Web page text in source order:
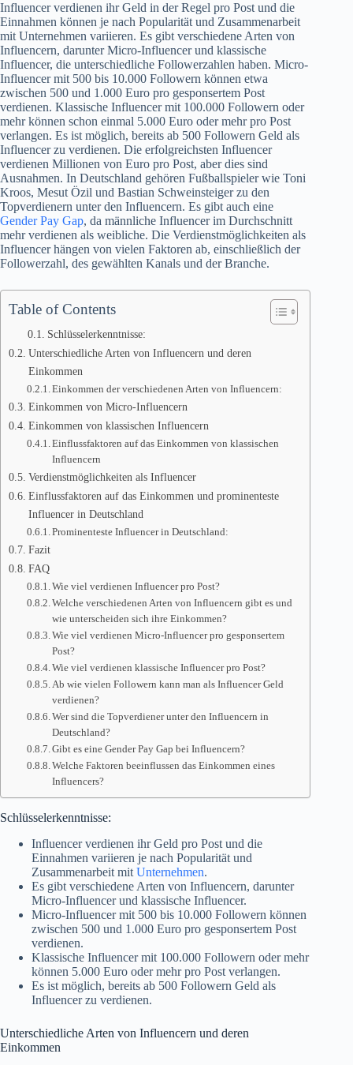
Influencer verdienen ihr Geld in der Regel pro Post und die
Einnahmen können je nach Popularität und Zusammenarbeit
mit Unternehmen variieren. Es gibt verschiedene Arten von
Influencern, darunter Micro-Influencer und klassische
Influencer, die unterschiedliche Followerzahlen haben. Micro-
Influencer mit 500 bis 10.000 Followern können etwa
zwischen 500 und 1.000 Euro pro gesponsertem Post
verdienen. Klassische Influencer mit 100.000 Followern oder
mehr können schon einmal 5.000 Euro oder mehr pro Post
verlangen. Es ist möglich, bereits ab 500 Followern Geld als
Influencer zu verdienen. Die erfolgreichsten Influencer
verdienen Millionen von Euro pro Post, aber dies sind
Ausnahmen. In Deutschland gehören Fußballspieler wie Toni
Kroos, Mesut Özil und Bastian Schweinsteiger zu den
Topverdienern unter den Influencern. Es gibt auch eine
Gender Pay Gap, da männliche Influencer im Durchschnitt
mehr verdienen als weibliche. Die Verdienstmöglichkeiten als
Influencer hängen von vielen Faktoren ab, einschließlich der
Followerzahl, des gewählten Kanals und der Branche.
Table of Contents
Schlüsselerkenntnisse:
Unterschiedliche Arten von Influencern und deren
Einkommen
Einkommen der verschiedenen Arten von Influencern:
Einkommen von Micro-Influencern
Einkommen von klassischen Influencern
Einflussfaktoren auf das Einkommen von klassischen
Influencern
Verdienstmöglichkeiten als Influencer
Einflussfaktoren auf das Einkommen und prominenteste
Influencer in Deutschland
Prominenteste Influencer in Deutschland:
Fazit
FAQ
Wie viel verdienen Influencer pro Post?
Welche verschiedenen Arten von Influencern gibt es und
wie unterscheiden sich ihre Einkommen?
Wie viel verdienen Micro-Influencer pro gesponsertem
Post?
Wie viel verdienen klassische Influencer pro Post?
Ab wie vielen Followern kann man als Influencer Geld
verdienen?
Wer sind die Topverdiener unter den Influencern in
Deutschland?
Gibt es eine Gender Pay Gap bei Influencern?
Welche Faktoren beeinflussen das Einkommen eines
Influencers?
Schlüsselerkenntnisse:
Influencer verdienen ihr Geld pro Post und die
Einnahmen variieren je nach Popularität und
Zusammenarbeit mit Unternehmen.
Es gibt verschiedene Arten von Influencern, darunter
Micro-Influencer und klassische Influencer.
Micro-Influencer mit 500 bis 10.000 Followern können
zwischen 500 und 1.000 Euro pro gesponsertem Post
verdienen.
Klassische Influencer mit 100.000 Followern oder mehr
können 5.000 Euro oder mehr pro Post verlangen.
Es ist möglich, bereits ab 500 Followern Geld als
Influencer zu verdienen.
Unterschiedliche Arten von Influencern und deren
Einkommen